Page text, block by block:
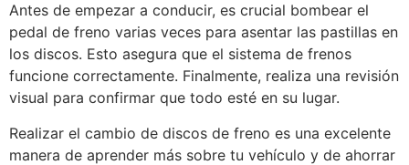
Antes de empezar a conducir, es crucial bombear el
pedal de freno varias veces para asentar las pastillas en
los discos. Esto asegura que el sistema de frenos
funcione correctamente. Finalmente, realiza una revisión
visual para confirmar que todo esté en su lugar.
Realizar el cambio de discos de freno es una excelente
manera de aprender más sobre tu vehículo y de ahorrar